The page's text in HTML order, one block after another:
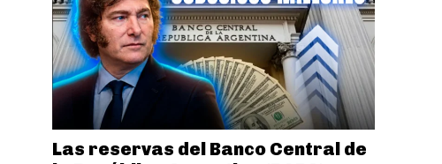
Las reservas del Banco Central de